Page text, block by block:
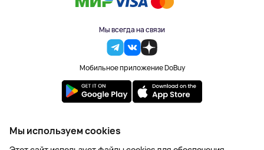
Мы всегда на связи
Мобильное приложение DoBuy
2023-2026 © DoBuy. Все права защищены
Правила обработки персональных данных
Мы используем cookies